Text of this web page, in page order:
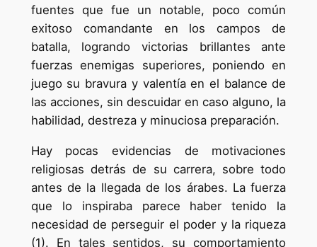
fuentes que fue un notable, poco común
exitoso comandante en los campos de
batalla, logrando victorias brillantes ante
fuerzas enemigas superiores, poniendo en
juego su bravura y valentía en el balance de
las acciones, sin descuidar en caso alguno, la
habilidad, destreza y minuciosa preparación.
Hay pocas evidencias de motivaciones
religiosas detrás de su carrera, sobre todo
antes de la llegada de los árabes. La fuerza
que lo inspiraba parece haber tenido la
necesidad de perseguir el poder y la riqueza
(1). En tales sentidos, su comportamiento